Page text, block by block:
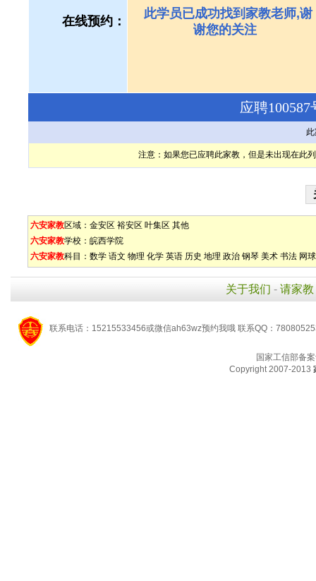
在线预约：
此学员已成功找到家教老师,谢
谢您的关注
应聘
注意：如果您已应聘此家教，但是未出现在此
六安家教区域： 金安区 裕安区 叶集区 其他
六安家教学校： 皖西学院
六安家教科目： 数学 语文 物理 化学 英语 历史 地理 政治 钢琴 美术 书法 网球
关于我们 - 请家教
联系电话：15215533456或微信ah63wz预约我哦 联系QQ：
国家工信部备
Copyright 2007-2013